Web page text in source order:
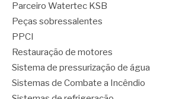
Parceiro Watertec KSB
Peças sobressalentes
PPCI
Restauração de motores
Sistema de pressurização de água
Sistemas de Combate a Incêndio